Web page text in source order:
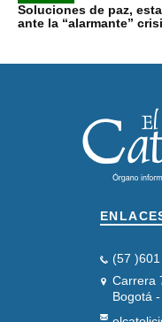
Soluciones de paz,
ante la “alarmante”
(57
Carrera
Bogotá